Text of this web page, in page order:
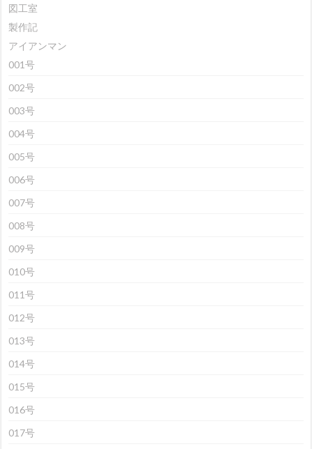
図工室
製作記
アイアンマン
001号
002号
003号
004号
005号
006号
007号
008号
009号
010号
011号
012号
013号
014号
015号
016号
017号